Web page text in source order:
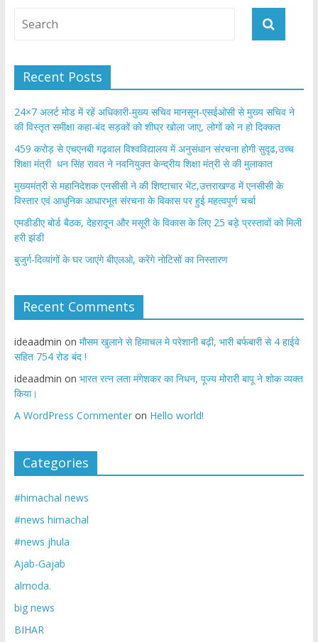
o
Recent Posts
24×7 अलर्ट मोड में रहें अधिकारी-मुख्य सचिव मानसून-एसईओसी से मुख्य सचिव ने
की विस्तृत समीक्षा कहा-बंद सड़कों को शीघ्र खोला जाए, लोगों को न हो दिक्कत
459 करोड़ से एचएनबी गढ़वाल विश्वविद्यालय में अनुसंधान संरचना होगी सुदृढ,उच्च
शिक्षा मंत्री धन सिंह रावत ने नवनियुक्त केन्द्रीय शिक्षा मंत्री से की मुलाकात
मुख्यमंत्री से महानिदेशक एनसीसी ने की शिष्टाचार भेंट,उत्तराखण्ड में एनसीसी के
विस्तार एवं आधुनिक आधारभूत संरचना के विकास पर हुई महत्वपूर्ण चर्चा
एमडीडीए बोर्ड बैठक, देहरादून और मसूरी के विकास के लिए 25 बड़े प्रस्तावों को मिली
हरी झंडी
बुजुर्ग-दिव्यांगों के घर जाएंगे बीएलओ, करेंगे नोटिसों का निस्तारण
Recent Comments
ideaadmin on मौसम खुलाने से हिमाचल मे परेशानी बढ़ी, भारी बर्फबारी से 4 हाईवे
सहित 754 रोड बंद !
ideaadmin on भारत रत्न लता मंगेशकर का निधन, पूज्य मोरारी बापू ने शोक व्यक्त
किया।
A WordPress Commenteron Hello world!
Categories
#himachal news
#news himachal
#news jhula
Ajab-Gajab
almoda.
big news
BIHAR